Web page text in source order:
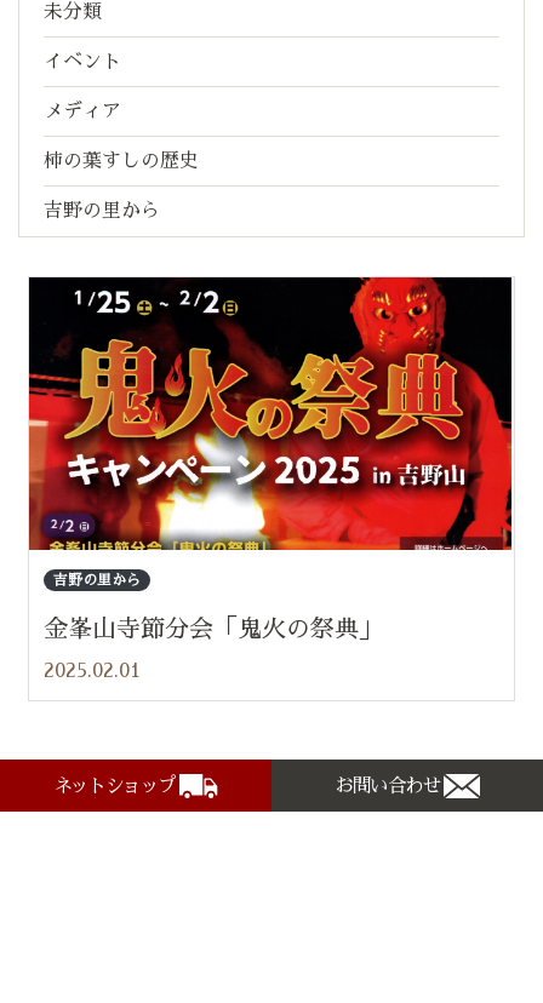
未分類
イベント
メディア
柿の葉すしの歴史
吉野の里から
吉野の里から
金峯山寺節分会「鬼火の祭典」
2025.02.01
ネットショップ お問い合わせ